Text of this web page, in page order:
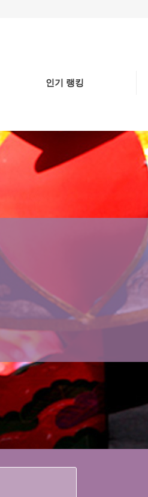
인기 랭킹